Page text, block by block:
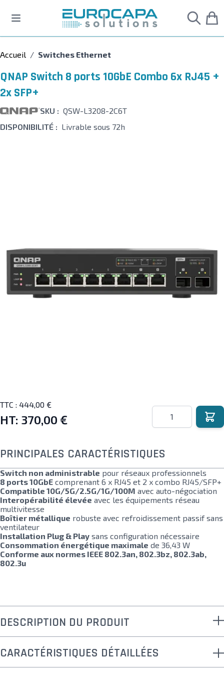
Accueil / Switches Ethernet
QNAP Switch 8 ports 10GbE Combo 6x RJ45 +
2x SFP+
SKU : QSW-L3208-2C6T
DISPONIBILITÉ : Livrable sous 72h
TTC : 444,00 €
HT: 370,00 €
Quantité
PRINCIPALES CARACTÉRISTIQUES
Switch non administrable pour réseaux professionnels
8 ports 10GbE comprenant 6 x RJ45 et 2 x combo RJ45/SFP+
Compatible 10G/5G/2.5G/1G/100M avec auto-négociation
Interopérabilité élevée avec les équipements réseau
multivitesse
Boîtier métallique robuste avec refroidissement passif sans
ventilateur
Installation Plug & Play sans configuration nécessaire
Consommation énergétique maximale de 36,43 W
Conforme aux normes IEEE 802.3an, 802.3bz, 802.3ab,
802.3u
DESCRIPTION DU PRODUIT
CARACTÉRISTIQUES DÉTAILLÉES